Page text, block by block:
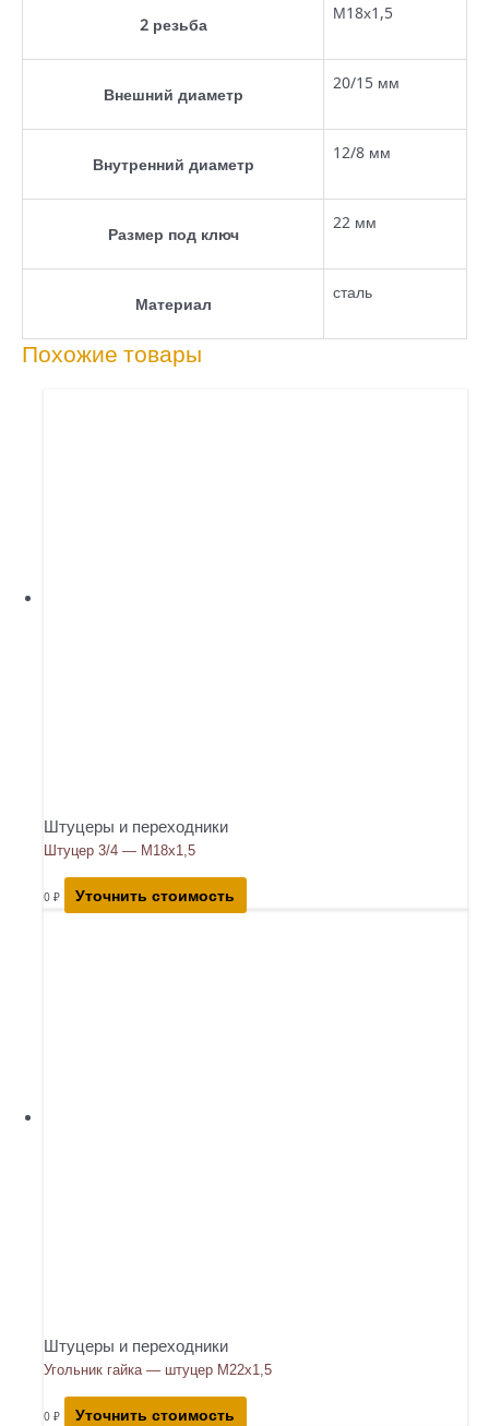
2 резьба
М18х1,5
Внешний диаметр
20/15 мм
Внутренний диаметр
12/8 мм
Размер под ключ
22 мм
Материал
сталь
Похожие товары
Штуцеры и переходники
Штуцер 3/4 — М18х1,5
0 ₽ Уточнить стоимость
Штуцеры и переходники
Угольник гайка — штуцер М22х1,5
0 ₽ Уточнить стоимость